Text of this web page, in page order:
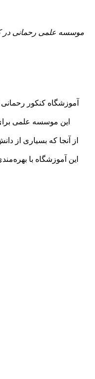
این موسسه علمی
از آنجا که بسیاری از
این آموزشگاه با